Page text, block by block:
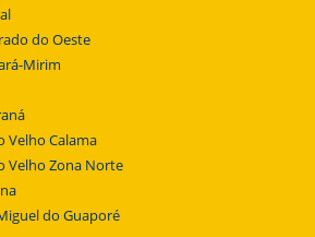
do Oeste
Mirim
Velho Calama
Velho Zona Norte
do Guaporé